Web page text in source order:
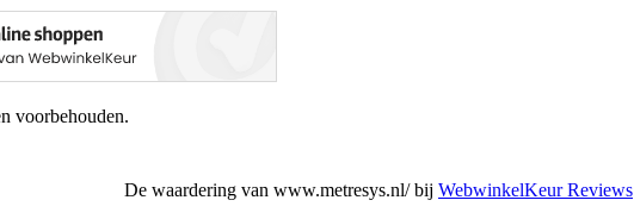
voorbehouden.
De waardering van www.metresys.nl/ bij WebwinkelKeur Reviews